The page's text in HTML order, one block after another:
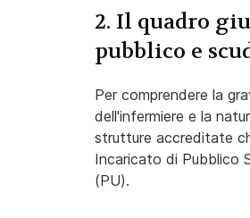
2. Il quadro
pubblico e
Per comprendere la
dell'infermiere e la
strutture accreditate
Incaricato di Pubblico
(PU).